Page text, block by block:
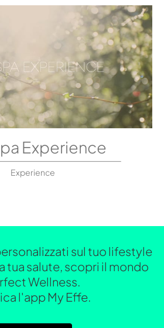
Experience
Experience
sul tuo lifestyle
tua salute, scopri il mondo
Wellness.
l'app My Effe.